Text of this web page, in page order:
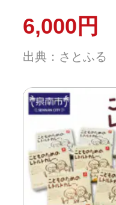
ヒー 5種25袋
6,000円
出典：さとふる